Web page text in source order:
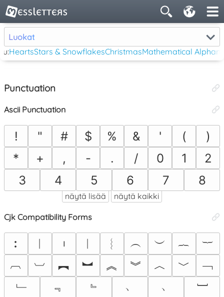
Luokat
HeartsStars & SnowflakesChristmasMathematical
Punctuation
Ascii Punctuation
! " # $ % & ' (
)
*
+ , - . / 0 1
2
3
4 5 6 7 8
näytä lisää näytä kaikki
Cjk Compatibility Forms
︰ ︱ ︲ ︳ ︴ ︵ ︶ ︷
︸
︹
︺ ︻ ︼ ︽ ︾ ︿ ﹀
﹁
﹂
﹃ ﹄ ﹅ ﹆ ﹇